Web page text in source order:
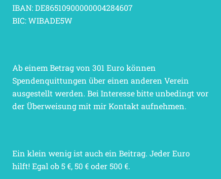
IBAN: DE86510900000004284607
BIC: WIBADE5W
Ab einem Betrag von 301 Euro können
Spendenquittungen über einen anderen Verein
ausgestellt werden. Bei Interesse bitte unbedingt vor
der Überweisung mit mir Kontakt aufnehmen.
Ein klein wenig ist auch ein Beitrag. Jeder Euro
hilft! Egal ob 5 €, 50 € oder 500 €.